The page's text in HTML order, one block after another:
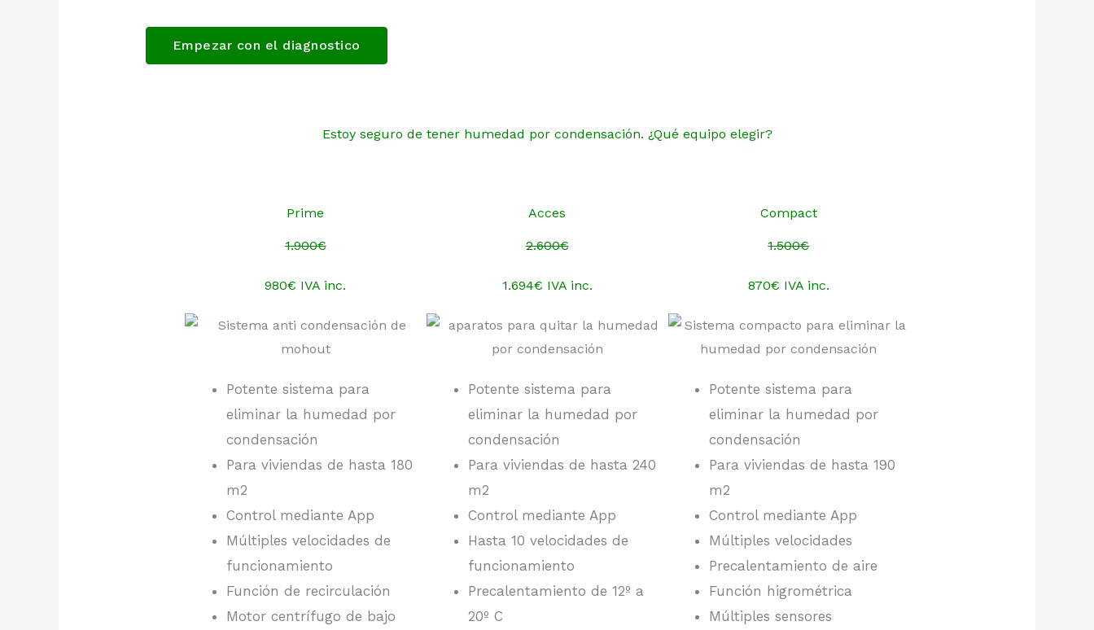
Empezar con el diagnostico
Estoy seguro de tener humedad por condensación. ¿Qué equipo elegir?
Prime
1.900€
980€ IVA inc.
Potente sistema para
eliminar la humedad por
condensación
Para viviendas de hasta 180
m2
Control mediante App
Múltiples velocidades de
funcionamiento
Función de recirculación
Motor centrífugo de bajo
Acces
2.600€
1.694€ IVA inc.
Potente sistema para
eliminar la humedad por
condensación
Para viviendas de hasta 240
m2
Control mediante App
Hasta 10 velocidades de
funcionamiento
Precalentamiento de 12º a
20º C
Compact
1.500€
870€ IVA inc.
Potente sistema para
eliminar la humedad por
condensación
Para viviendas de hasta 190
m2
Control mediante App
Múltiples velocidades
Precalentamiento de aire
Función higrométrica
Múltiples sensores